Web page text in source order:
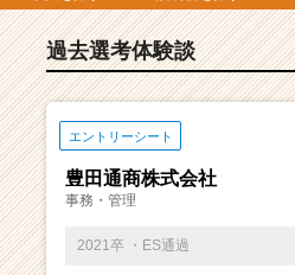
考
験
ベ
過去選考体験談
エントリーシート
豊田通商株式会社
事務・管理
2021卒 ・ES通過